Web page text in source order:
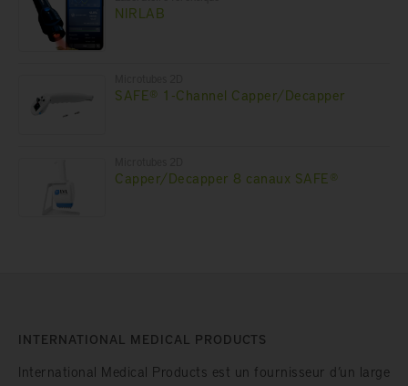
NIRLAB
SAFE® 1-Channel Capper/Decapper
Capper/Decapper 8 canaux SAFE®
INTERNATIONAL MEDICAL PRODUCTS
International Medical Products est un fournisseur d’un large